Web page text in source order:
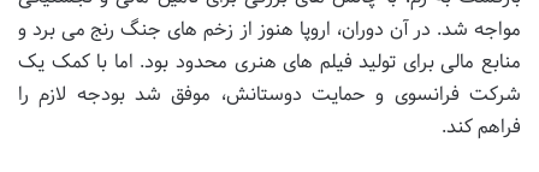
مواجه شد. در آن دوران، اروپا هنوز از زخم های جنگ رنج می برد و
منابع مالی برای تولید فیلم های هنری محدود بود. اما با کمک یک
شرکت فرانسوی و حمایت دوستانش، موفق شد بودجه لازم را
فراهم کند.